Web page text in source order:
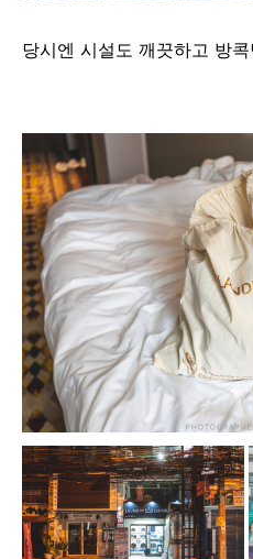
당시엔 시설도 깨끗하고 방